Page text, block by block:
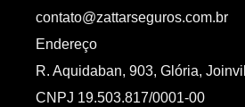
contato@zattarseguros.com.br
Endereço
R. Aquidaban, 903, Glória,
CNPJ 19.503.817/0001-00